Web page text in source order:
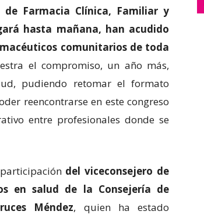
de Farmacia Clínica, Familiar y
hasta mañana, han acudido
comunitarios de toda
el compromiso, un año más,
pudiendo retomar el formato
reencontrarse en este congreso
entre profesionales donde se
del viceconsejero de
en salud de la Consejería de
Méndez, quien ha estado